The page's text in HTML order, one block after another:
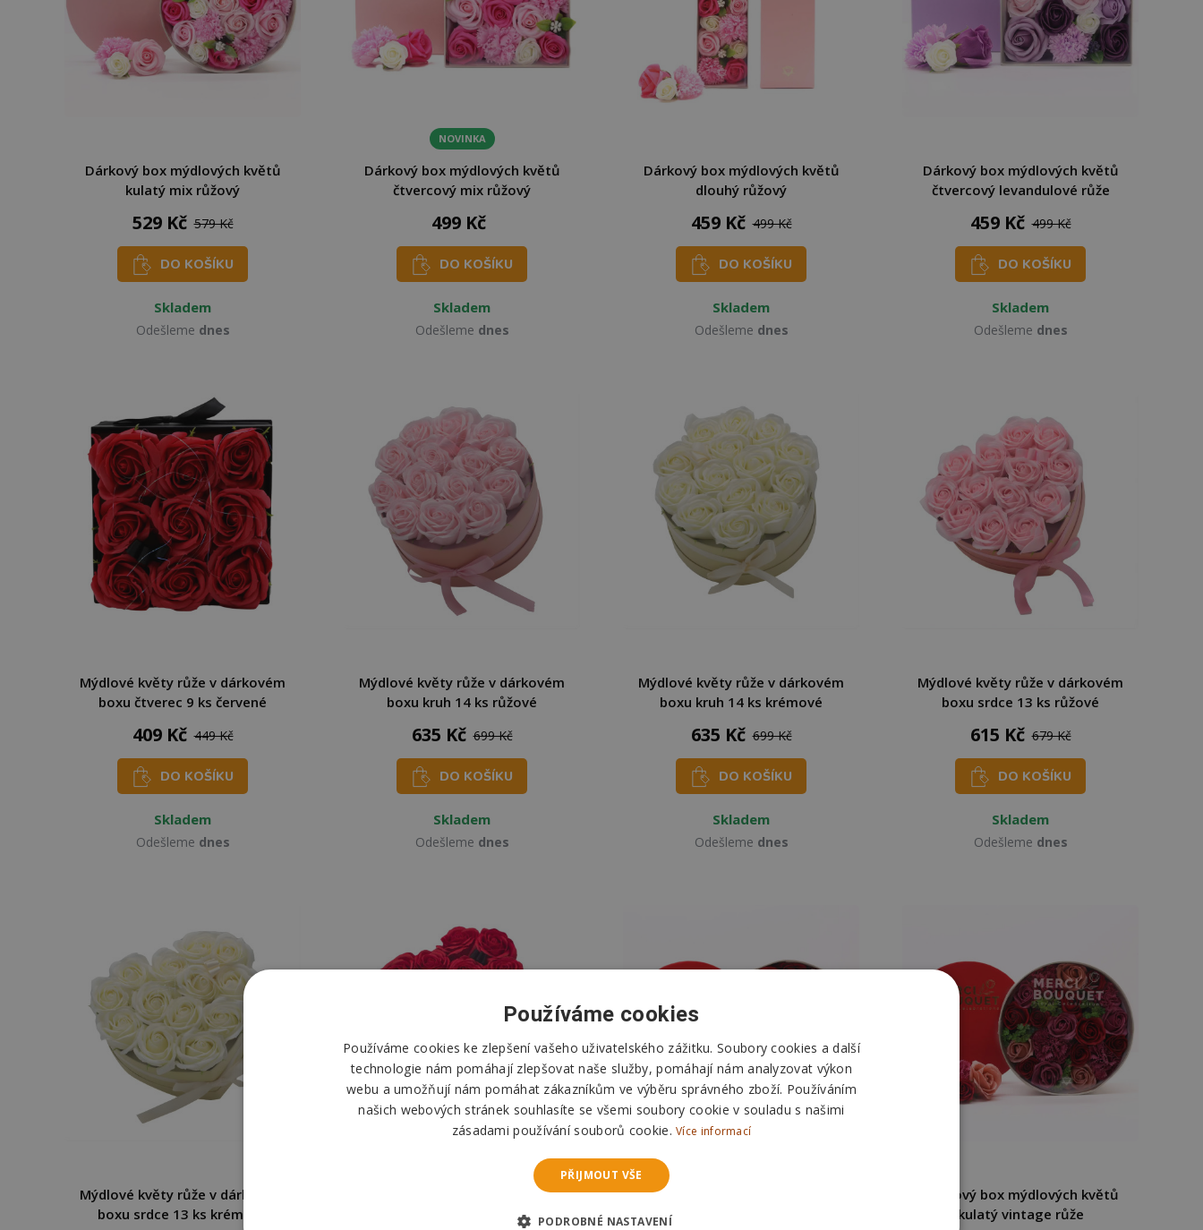
Dárkový box mýdlových květů
kulatý mix růžový
529 Kč 579 Kč
DO KOŠÍKU
Skladem
Odešleme dnes
NOVINKA
Dárkový box mýdlových květů
čtvercový mix růžový
499 Kč
DO KOŠÍKU
Skladem
Odešleme dnes
Dárkový box mýdlových květů
dlouhý růžový
459 Kč 499 Kč
DO KOŠÍKU
Skladem
Odešleme dnes
Dárkový box mýdlových květů
čtvercový levandulové růže
459 Kč 499 Kč
DO KOŠÍKU
Skladem
Odešleme dnes
Mýdlové květy růže v dárkovém
boxu čtverec 9 ks červené
409 Kč 449 Kč
DO KOŠÍKU
Skladem
Odešleme dnes
Mýdlové květy růže v dárkovém
boxu kruh 14 ks růžové
635 Kč 699 Kč
DO KOŠÍKU
Skladem
Odešleme dnes
Mýdlové květy růže v dárkovém
boxu kruh 14 ks krémové
635 Kč 699 Kč
DO KOŠÍKU
Skladem
Odešleme dnes
Mýdlové květy růže v dárkovém
boxu srdce 13 ks růžové
615 Kč 679 Kč
DO KOŠÍKU
Skladem
Odešleme dnes
Mýdlové květy růže v dárkovém
boxu srdce 13 ks krémové
Mýdlové květy růže v dárkovém
boxu srdce 13 ks červené
Dárkový box mýdlových květů
Dárkový box mýdlových květů
kulatý vintage růže
Používáme cookies
Používáme cookies ke zlepšení vašeho uživatelského zážitku. Soubory cookies a další
technologie nám pomáhají zlepšovat naše služby, pomáhají nám analyzovat výkon
webu a umožňují nám pomáhat zákazníkům ve výběru správného zboží. Používáním
našich webových stránek souhlasíte se všemi soubory cookie v souladu s našimi
zásadami používání souborů cookie.Více informací
PŘIJMOUT VŠE
PODROBNÉ NASTAVENÍ